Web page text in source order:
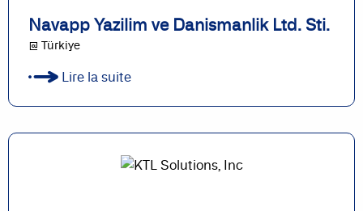
Navapp Yazilim ve Danismanlik Ltd. Sti.
@ Türkiye
Lire la suite